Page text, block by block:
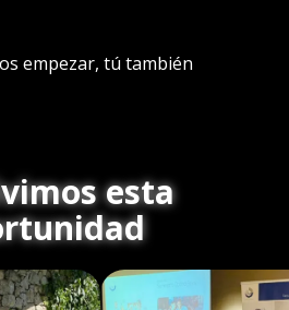
empezar, tú también
esta